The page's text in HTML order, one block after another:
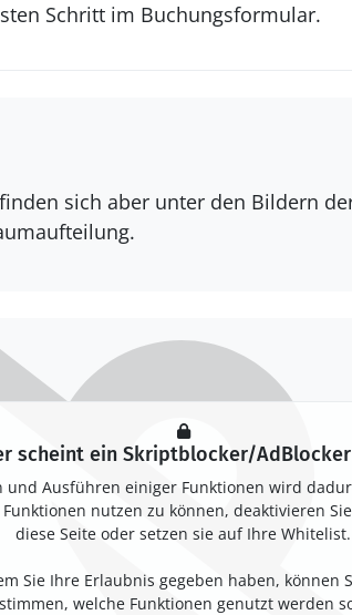
Schritt im Buchungsformular.
sich aber unter den Bildern
scheint ein Skriptblocker/
und Ausführen einiger Funktionen wird
nutzen zu können, deaktivieren
diese Seite oder setzen sie auf Ihre Whitelist.
Sie Ihre Erlaubnis gegeben haben, können
welche Funktionen genutzt werden